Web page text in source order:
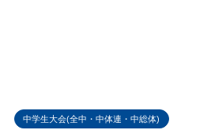
中学生大会(全中・中体連・中総体)